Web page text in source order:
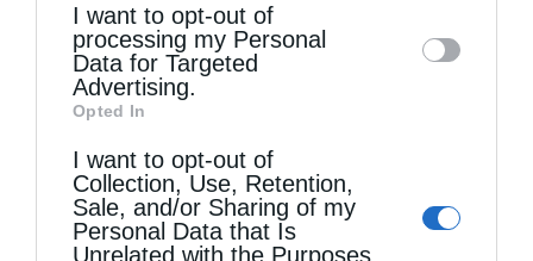
disclose it to other third parties.
I want to opt-out of
processing my Personal
Data for Targeted
Advertising.
Opted In
I want to opt-out of
Collection, Use, Retention,
Sale, and/or Sharing of my
Personal Data that Is
Unrelated with the Purposes